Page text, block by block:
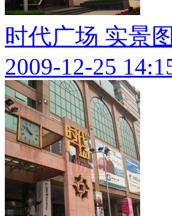
时代广场 实景
2009-12-25